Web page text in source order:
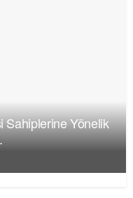
Sahiplerine Yönelik